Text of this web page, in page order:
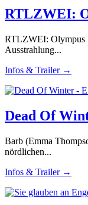
RTLZWEI:
RTLZWEI: Olympus
Ausstrahlung...
Infos & Trailer →
Dead Of
Barb (Emma
nördlichen...
Infos & Trailer →